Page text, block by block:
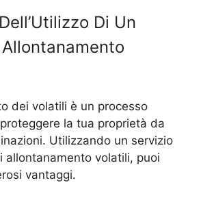
Di Un
dei volatili è un processo
la tua proprietà da
Utilizzando un servizio
allontanamento volatili, puoi
vantaggi.